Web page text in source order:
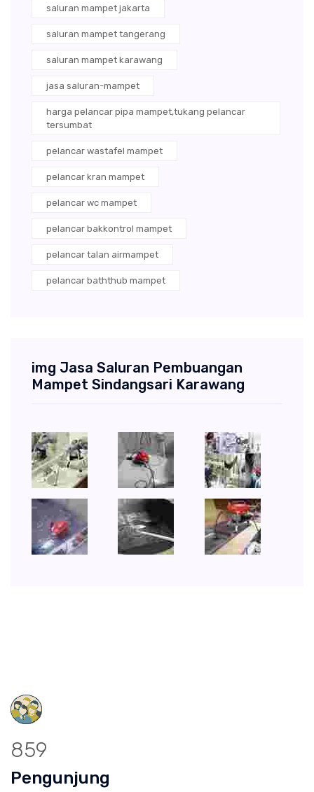
saluran mampet jakarta
saluran mampet tangerang
saluran mampet karawang
jasa saluran-mampet
harga pelancar pipa mampet,tukang pelancar
tersumbat
pelancar wastafel mampet
pelancar kran mampet
pelancar wc mampet
pelancar bakkontrol mampet
pelancar talan airmampet
pelancar baththub mampet
img Jasa Saluran Pembuangan
Mampet Sindangsari Karawang
859
Pengunjung